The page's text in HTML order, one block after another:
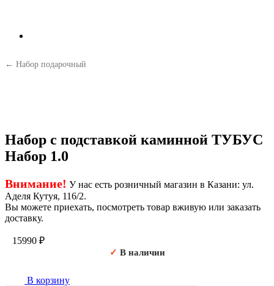
← Набор подарочный
Набор с подставкой каминной ТУБУС
Набор 1.0
Внимание! У нас есть розничный магазин в Казани: ул.
Аделя Кутуя, 116/2.
Вы можете приехать, посмотреть товар вживую или заказать
доставку.
15990 ₽
✓ В наличии
В корзину